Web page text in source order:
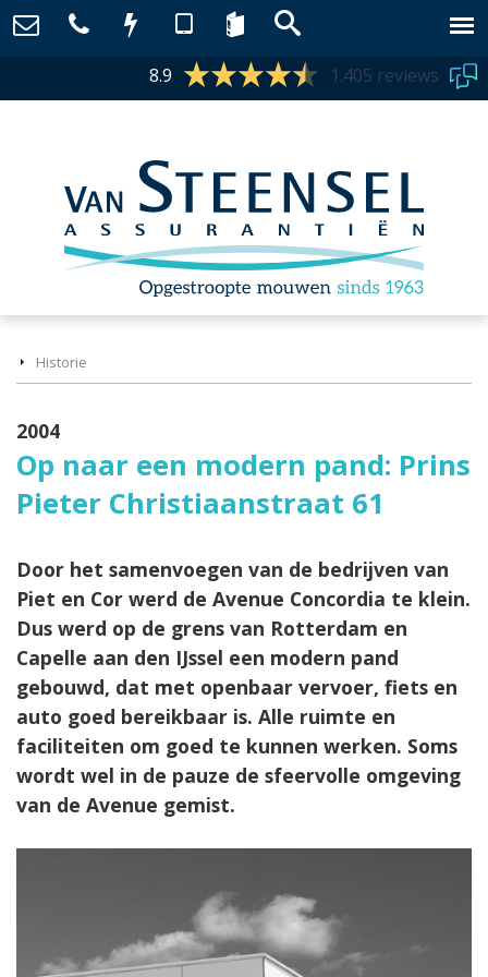
8.9 1.405 reviews
Historie
2004
Op naar een modern pand: Prins
Pieter Christiaanstraat 61
Door het samenvoegen van de bedrijven van
Piet en Cor werd de Avenue Concordia te klein.
Dus werd op de grens van Rotterdam en
Capelle aan den IJssel een modern pand
gebouwd, dat met openbaar vervoer, fiets en
auto goed bereikbaar is. Alle ruimte en
faciliteiten om goed te kunnen werken. Soms
wordt wel in de pauze de sfeervolle omgeving
van de Avenue gemist.